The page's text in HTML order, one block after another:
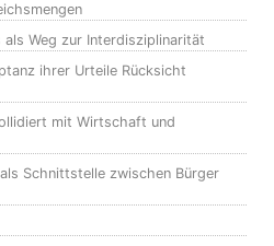
Weg zur Interdisziplinarität
ihrer Urteile Rücksicht
mit Wirtschaft und
Schnittstelle zwischen Bürger